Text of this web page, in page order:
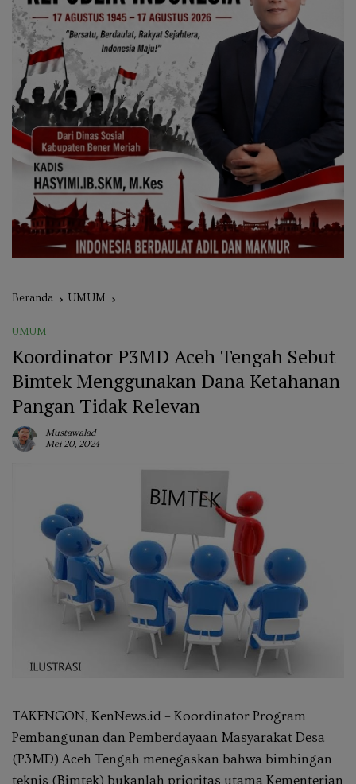
Beranda UMUM
UMUM
Koordinator P3MD Aceh Tengah Sebut
Bimtek Menggunakan Dana Ketahanan
Pangan Tidak Relevan
Mustawalad
Mei 20, 2024
TAKENGON, KenNews.id – Koordinator Program
Pembangunan dan Pemberdayaan Masyarakat Desa
(P3MD) Aceh Tengah menegaskan bahwa bimbingan
teknis (Bimtek) bukanlah prioritas utama Kementerian